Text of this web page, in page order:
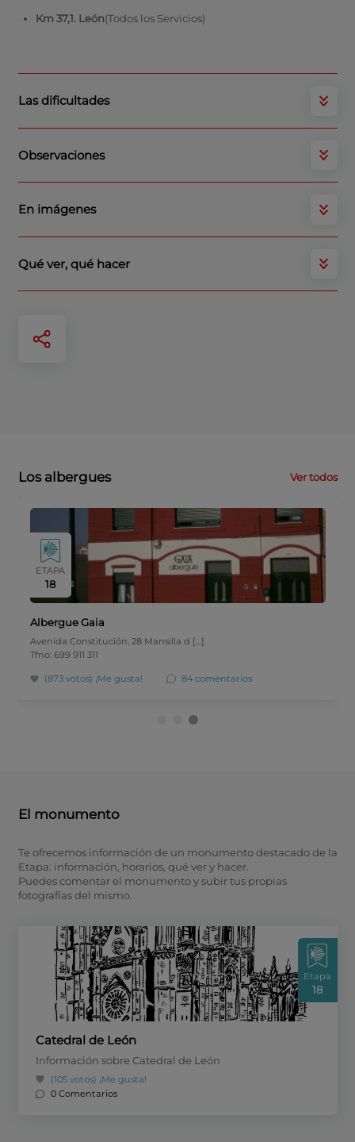
Km 37,1. León(Todos los Servicios)
Las dificultades
Observaciones
En imágenes
Qué ver, qué hacer
Los albergues Ver todos
ETAPA
18
Albergue Gaia
Avenida Constitución, 28 Mansilla d […]
Tfno: 699 911 311
(873 votos) ¡Me gusta! 84 comentarios
El monumento
Te ofrecemos información de un monumento destacado de la
Etapa: información, horarios, qué ver y hacer.
Puedes comentar el monumento y subir tus propias
fotografías del mismo.
Etapa
18
Catedral de León
Información sobre Catedral de León
(105 votos) ¡Me gusta!
0 Comentarios